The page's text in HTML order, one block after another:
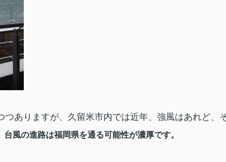
つありますが、久留米市内では近年、強風はあれど、
台風の進路は福岡県を通る可能性が濃厚です。